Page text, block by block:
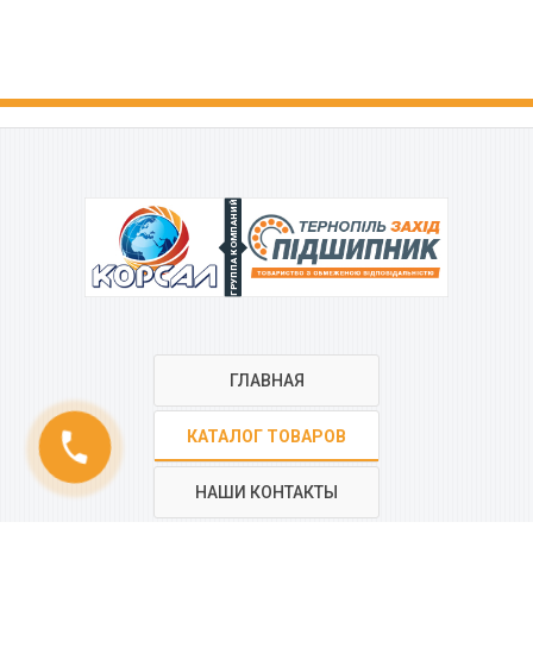
phone
ГРУППА КОМПАНИЙ
ГЛАВНАЯ
КАТАЛОГ ТОВАРОВ
НАШИ КОНТАКТЫ